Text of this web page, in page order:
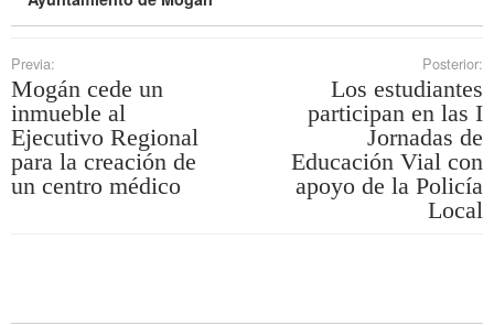
Previa:
Mogán cede un
inmueble al
Ejecutivo Regional
para la creación de
un centro médico
Posterior:
Los estudiantes
participan en las I
Jornadas de
Educación Vial con
apoyo de la Policía
Local